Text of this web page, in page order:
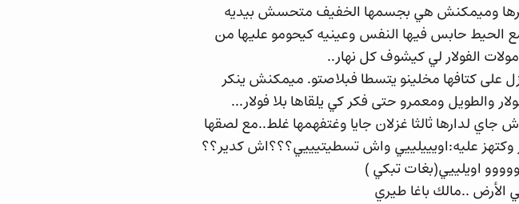
وميمكنش هي بجسمها الخفيف متحسش بيديه
حابس فيها النفس وعينيه كيحومو عليها من
الفولار لي كيشوف كل نهار..
على كتافها مخلينو يتسطا فبلاصتو. ميمكنش ينكر
والطويل ومعمرو حتى فكر كي يلقاها بلا فولار...
جاي لدارها ثالثا غزلان جايا وغتفهمها غلط..مع لصقها
وكتهز عليه:اويييلييي واش تسطيتيييي؟؟؟اش كدير؟؟
اويلييي(بغات تبكي )
الأرض ..مالك باغا طيري